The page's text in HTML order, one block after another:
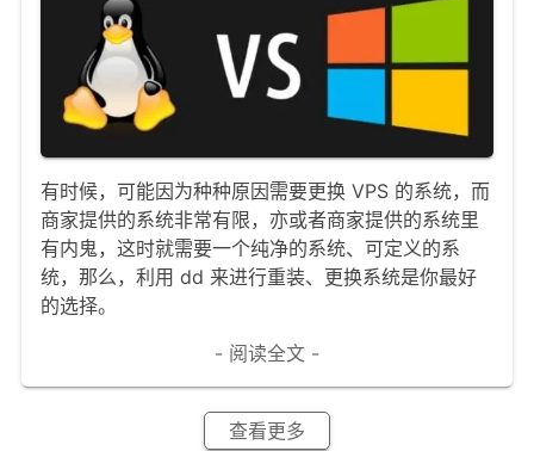
有时候，可能因为种种原因需要更换 VPS 的系统，而
商家提供的系统非常有限，亦或者商家提供的系统里
有内鬼，这时就需要一个纯净的系统、可定义的系
统，那么，利用 dd 来进行重装、更换系统是你最好
的选择。
- 阅读全文 -
查看更多